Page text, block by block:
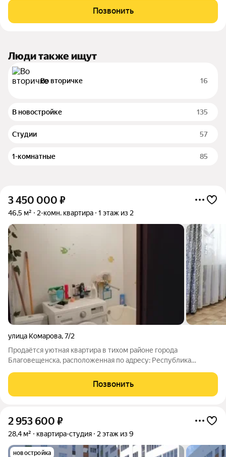
Позвонить
Люди также ищут
Во вторичке 16
В новостройке 135
Студии 57
1-комнатные 85
3 450 000 ₽
46,5 м² 2-комн. квартира 1 этаж из 2
улица Комарова,7/2
Продаётся уютная квартира в тихом районе города
Благовещенска, расположенная по адресу: Республика
для тех, кто ценит комфорт и спокойствие за городской
суетой. Кирпичный дом, построенный в
Позвонить
2 953 600 ₽
28,4 м² квартира-студия 2 этаж из 9
новостройка